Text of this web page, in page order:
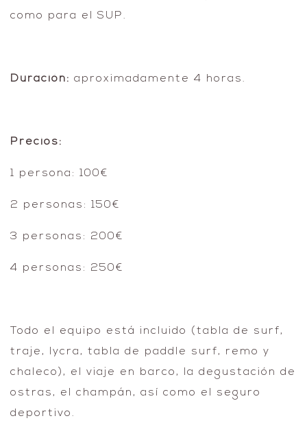
como para el SUP.
Duración: aproximadamente 4 horas.
Precios:
1 persona: 100€
2 personas: 150€
3 personas: 200€
4 personas: 250€
Todo el equipo está incluido (tabla de surf,
traje, lycra, tabla de paddle surf, remo y
chaleco), el viaje en barco, la degustación de
ostras, el champán, así como el seguro
deportivo.